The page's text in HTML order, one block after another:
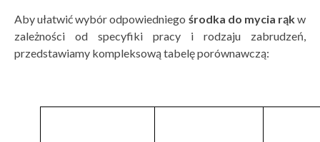
Aby ułatwić wybór odpowiedniego środka do mycia rąkw
zależności od specyfiki pracy i rodzaju zabrudzeń,
przedstawiamy kompleksową tabelę porównawczą: